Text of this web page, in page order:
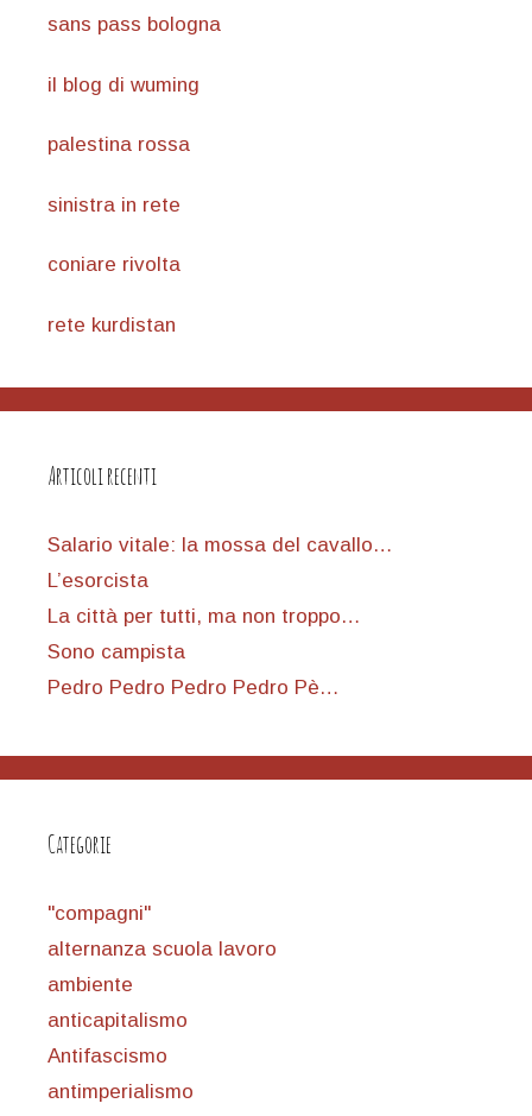
sans pass bologna
il blog di wuming
palestina rossa
sinistra in rete
coniare rivolta
rete kurdistan
Articoli recenti
Salario vitale: la mossa del cavallo…
L’esorcista
La città per tutti, ma non troppo…
Sono campista
Pedro Pedro Pedro Pedro Pè…
Categorie
"compagni"
alternanza scuola lavoro
ambiente
anticapitalismo
Antifascismo
antimperialismo